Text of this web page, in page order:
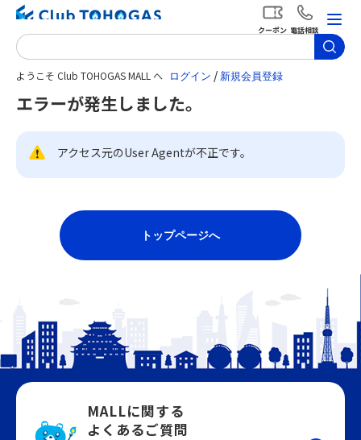
ようこそ Club TOHOGAS MALL へ /
クーポン 電話相談
エラーが発生しました。
アクセス元のUser Agentが不正です。
MALLに関する
よくあるご質問